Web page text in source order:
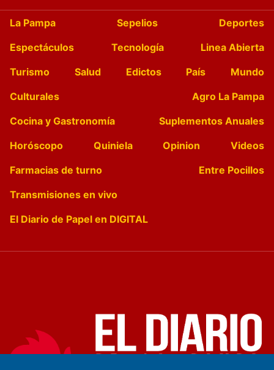
La Pampa Sepelios
Deportes
Espectáculos
Tecnología
Linea Abierta
Turismo
Salud Edictos País
Mundo
Culturales
Agro La Pampa
Cocina y Gastronomía
Suplementos Anuales
Horóscopo
Quiniela Opinion
Videos
Farmacias de turno
Entre Pocillos
Transmisiones en vivo
El Diario de Papel en DIGITAL